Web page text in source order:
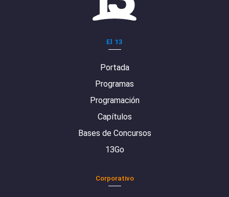
El 13
Portada
Programas
Programación
Capítulos
Bases de Concursos
13Go
Corporativo